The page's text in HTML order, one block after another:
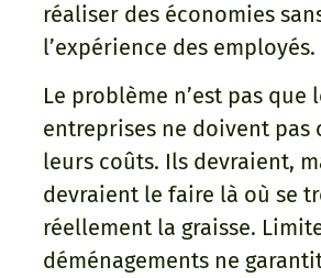
réaliser des économies
l’expérience des employés.
Le problème n’est pas que
entreprises ne doivent pas
leurs coûts. Ils devraient,
devraient le faire là où se
réellement la graisse.
déménagements ne